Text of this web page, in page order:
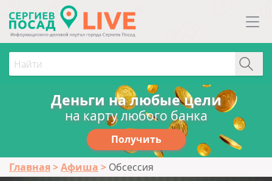
Деньги на любые цели
на карту любого банка
Получить
Главная Афиша Обсессия